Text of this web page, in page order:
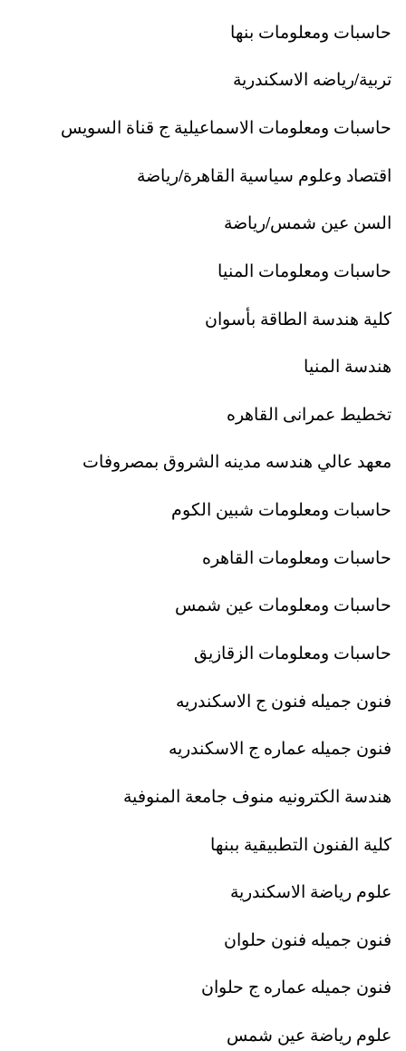
حاسبات ومعلومات بنها
تربية/رياضه الاسكندرية
حاسبات ومعلومات الاسماعيلية ج قناة السويس
اقتصاد وعلوم سياسية القاهرة/رياضة
السن عين شمس/رياضة
حاسبات ومعلومات المنيا
كلية هندسة الطاقة بأسوان
هندسة المنيا
تخطيط عمرانى القاهره
معهد عالي هندسه مدينه الشروق بمصروفات
حاسبات ومعلومات شبين الكوم
حاسبات ومعلومات القاهره
حاسبات ومعلومات عين شمس
حاسبات ومعلومات الزقازيق
فنون جميله فنون ج الاسكندريه
فنون جميله عماره ج الاسكندريه
هندسة الكترونيه منوف جامعة المنوفية
كلية الفنون التطبيقية ببنها
علوم رياضة الاسكندرية
فنون جميله فنون حلوان
فنون جميله عماره ج حلوان
علوم رياضة عين شمس